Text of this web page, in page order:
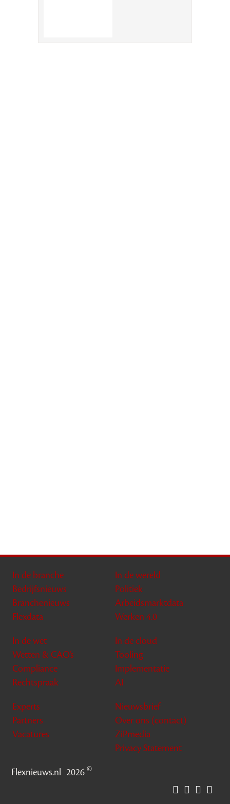
In de branche
Bedrijfsnieuws
Branchenieuws
Flexdata
In de wereld
Politiek
Arbeidsmarktdata
Werken 4.0
In de wet
Wetten & CAO’s
Compliance
Rechtspraak
In de cloud
Tooling
Implementatie
AI
Experts
Partners
Vacatures
Nieuwsbrief
Over ons (contact)
ZiPmedia
Privacy Statement
Flexnieuws.nl 2026©